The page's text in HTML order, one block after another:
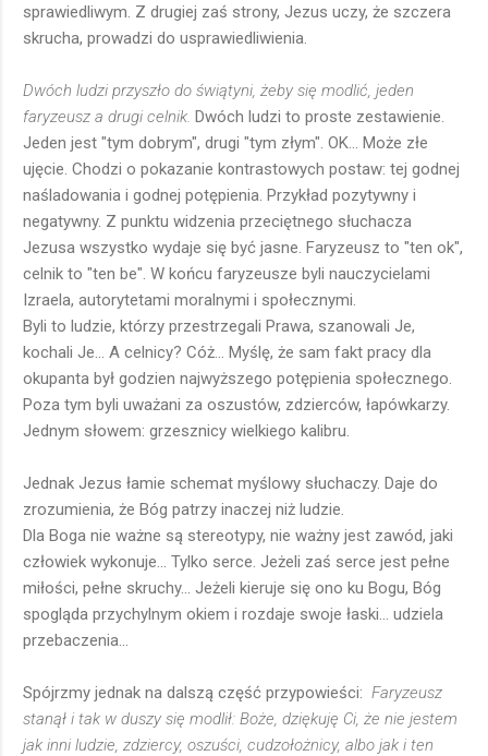
sprawiedliwym. Z drugiej zaś strony, Jezus uczy, że szczera
skrucha, prowadzi do usprawiedliwienia.
Dwóch ludzi przyszło do świątyni, żeby się modlić, jeden
faryzeusz a drugi celnik. Dwóch ludzi to proste zestawienie.
Jeden jest "tym dobrym", drugi "tym złym". OK... Może złe
ujęcie. Chodzi o pokazanie kontrastowych postaw: tej godnej
naśladowania i godnej potępienia. Przykład pozytywny i
negatywny. Z punktu widzenia przeciętnego słuchacza
Jezusa wszystko wydaje się być jasne. Faryzeusz to "ten ok",
celnik to "ten be". W końcu faryzeusze byli nauczycielami
Izraela, autorytetami moralnymi i społecznymi.
Byli to ludzie, którzy przestrzegali Prawa, szanowali Je,
kochali Je... A celnicy? Cóż... Myślę, że sam fakt pracy dla
okupanta był godzien najwyższego potępienia społecznego.
Poza tym byli uważani za oszustów, zdzierców, łapówkarzy.
Jednym słowem: grzesznicy wielkiego kalibru.
Jednak Jezus łamie schemat myślowy słuchaczy. Daje do
zrozumienia, że Bóg patrzy inaczej niż ludzie.
Dla Boga nie ważne są stereotypy, nie ważny jest zawód, jaki
człowiek wykonuje... Tylko serce. Jeżeli zaś serce jest pełne
miłości, pełne skruchy... Jeżeli kieruje się ono ku Bogu, Bóg
spogląda przychylnym okiem i rozdaje swoje łaski... udziela
przebaczenia...
Spójrzmy jednak na dalszą część przypowieści: Faryzeusz
stanął i tak w duszy się modlił: Boże, dziękuję Ci, że nie jestem
jak inni ludzie, zdziercy, oszuści, cudzołożnicy, albo jak i ten